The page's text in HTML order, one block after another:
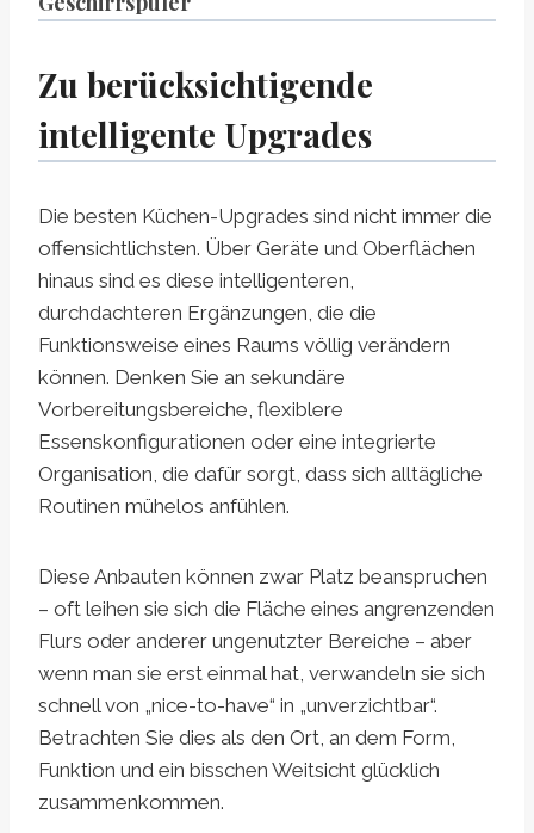
Zu berücksichtigende
intelligente Upgrades
Die besten Küchen-Upgrades sind nicht immer die
offensichtlichsten. Über Geräte und Oberflächen
hinaus sind es diese intelligenteren,
durchdachteren Ergänzungen, die die
Funktionsweise eines Raums völlig verändern
können. Denken Sie an sekundäre
Vorbereitungsbereiche, flexiblere
Essenskonfigurationen oder eine integrierte
Organisation, die dafür sorgt, dass sich alltägliche
Routinen mühelos anfühlen.
Diese Anbauten können zwar Platz beanspruchen
– oft leihen sie sich die Fläche eines angrenzenden
Flurs oder anderer ungenutzter Bereiche – aber
wenn man sie erst einmal hat, verwandeln sie sich
schnell von „nice-to-have“ in „unverzichtbar“.
Betrachten Sie dies als den Ort, an dem Form,
Funktion und ein bisschen Weitsicht glücklich
zusammenkommen.